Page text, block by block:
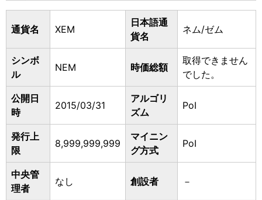
通貨名 XEM
日本語通
貨名
ネム/ゼム
シンボ
ル
NEM 時価総額
取得できません
でした。
公開日
時
2015/03/31
アルゴリ
ズム
PoI
発行上
限
8,999,999,999
マイニン
グ方式
PoI
中央管
理者
なし 創設者 －